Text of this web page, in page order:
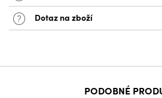
Dotaz na zboží
PODOBNÉ